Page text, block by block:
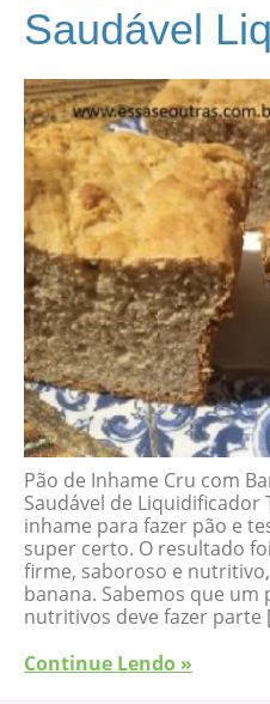
Saudável
Pão de Inhame Cru com
Saudável de Liquidificador
inhame para fazer pão e
super certo. O resultado
firme, saboroso e
banana. Sabemos que
nutritivos deve fazer parte
Continue Lendo »